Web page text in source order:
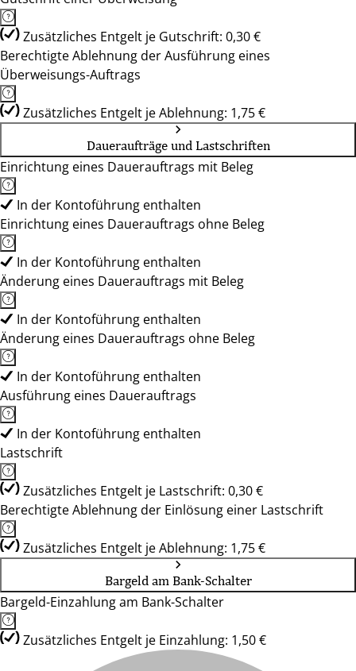
Zusätzliches Entgelt je Gutschrift: 0,30 €
Berechtigte Ablehnung der Ausführung eines
Überweisungs-Auftrags
Zusätzliches Entgelt je Ablehnung: 1,75 €
Daueraufträge und Lastschriften
Einrichtung eines Dauerauftrags mit Beleg
In der Kontoführung enthalten
Einrichtung eines Dauerauftrags ohne Beleg
In der Kontoführung enthalten
Änderung eines Dauerauftrags mit Beleg
In der Kontoführung enthalten
Änderung eines Dauerauftrags ohne Beleg
In der Kontoführung enthalten
Ausführung eines Dauerauftrags
In der Kontoführung enthalten
Lastschrift
Zusätzliches Entgelt je Lastschrift: 0,30 €
Berechtigte Ablehnung der Einlösung einer Lastschrift
Zusätzliches Entgelt je Ablehnung: 1,75 €
Bargeld am Bank-Schalter
Bargeld-Einzahlung am Bank-Schalter
Zusätzliches Entgelt je Einzahlung: 1,50 €